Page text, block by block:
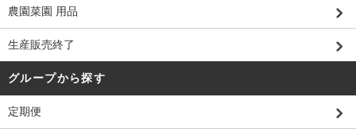
農園菜園 用品
生産販売終了
グループから探す
定期便